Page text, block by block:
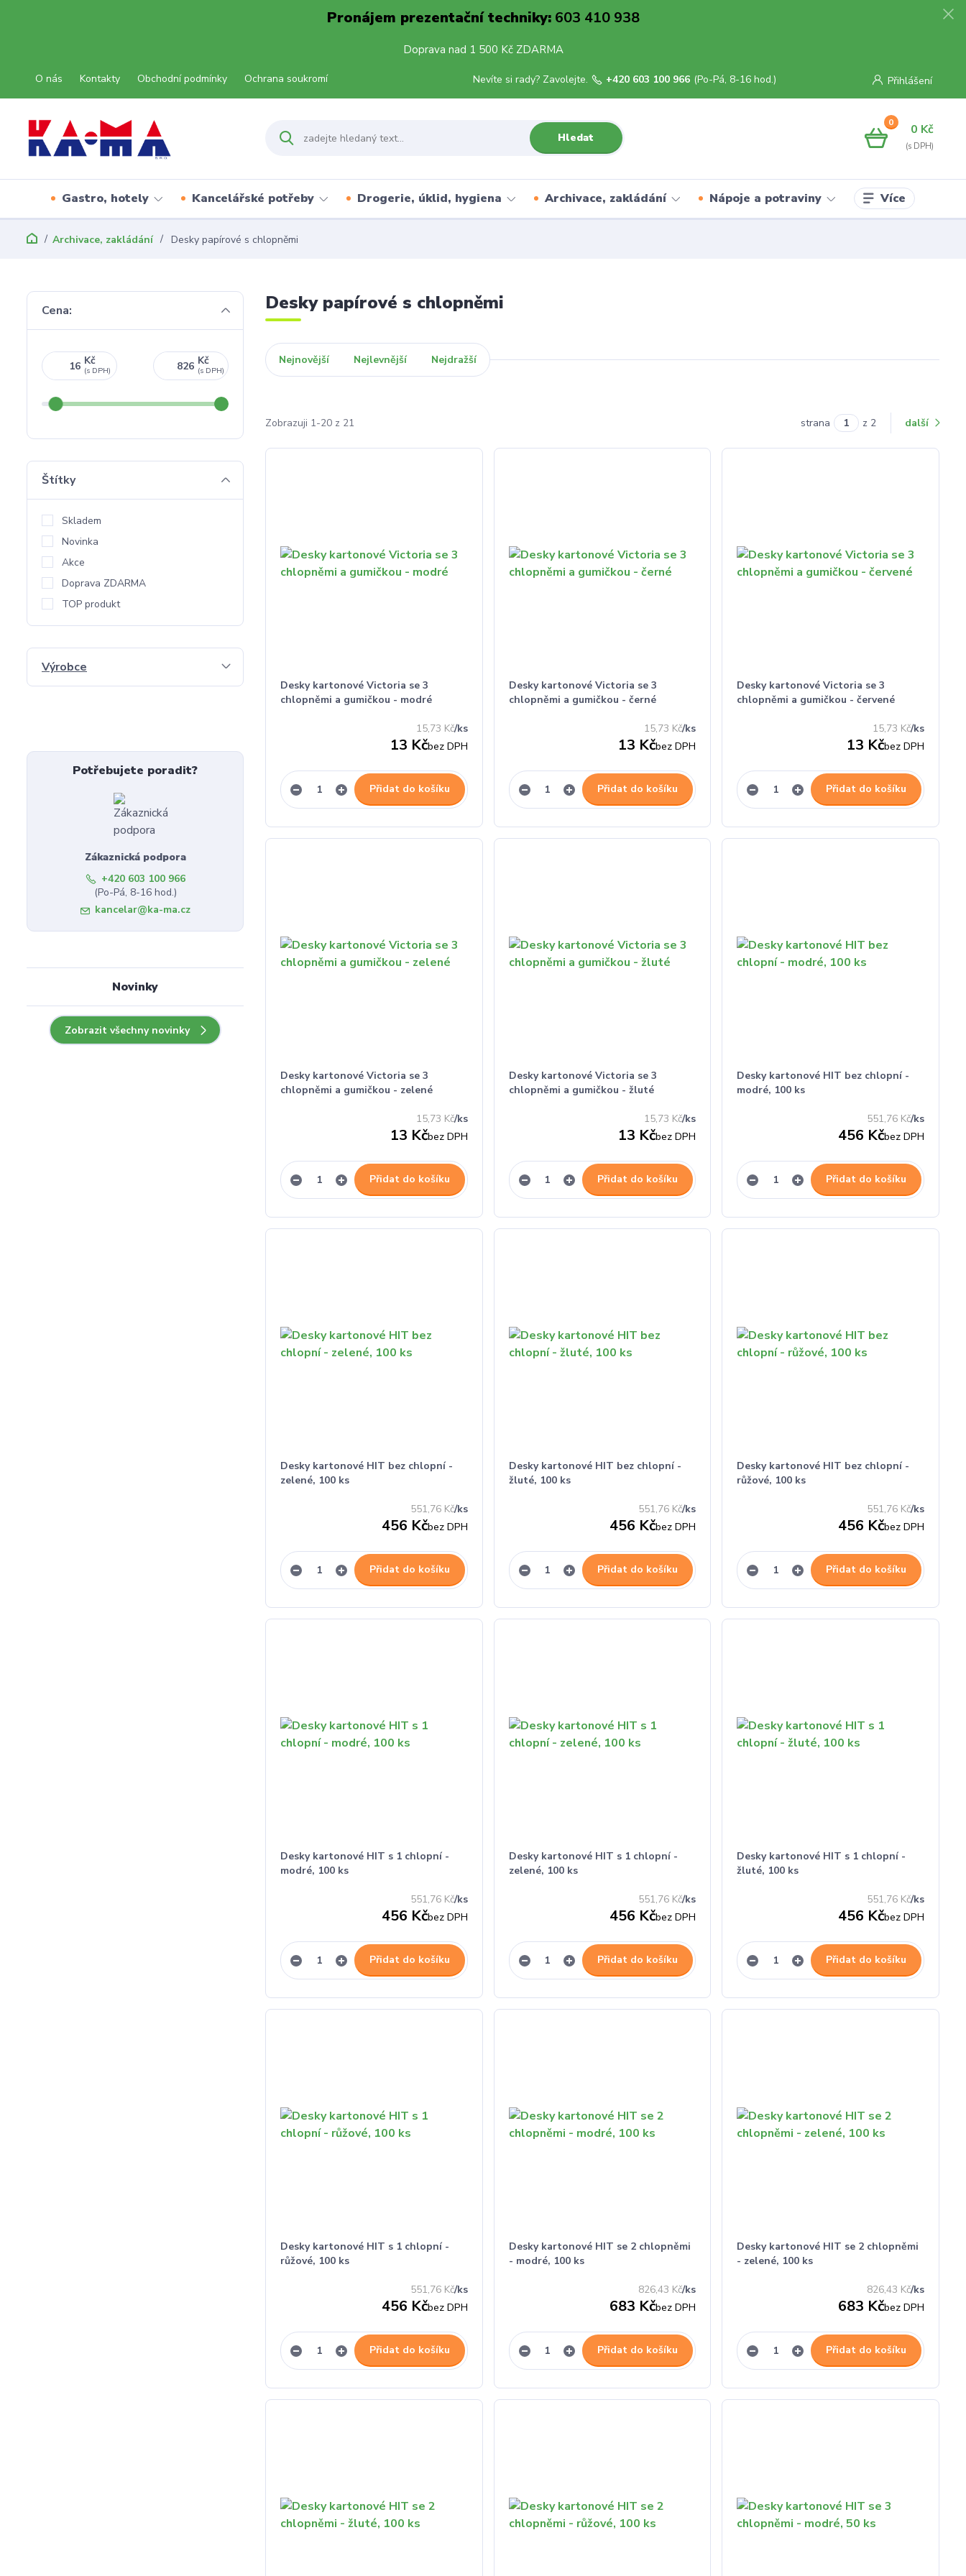
Pronájem prezentační techniky:603 410 938
Doprava nad 1 500 Kč ZDARMA
O nás Kontakty Obchodní podmínky Ochrana soukromí Přihlášení
Hledat
Nevíte si rady? Zavolejte. +420 603 100 966 (Po-Pá, 8-16 hod.)
0 0 Kč
Gastro, hotely Kancelářské potřeby Drogerie, úklid, hygiena Archivace, zakládání Nápoje a potraviny Více
Archivace, zakládání Desky papírové s chlopněmi
Desky papírové s chlopněmi
Nejnovější Nejlevnější Nejdražší
Zobrazuji 1-20 z 21 strana z 2 další
Desky kartonové Victoria se 3
chlopněmi a gumičkou - modré
15,73 Kč/ks
13 Kčbez DPH
Přidat do košíku
Desky kartonové Victoria se 3
chlopněmi a gumičkou - černé
15,73 Kč/ks
13 Kčbez DPH
Přidat do košíku
Desky kartonové Victoria se 3
chlopněmi a gumičkou - červené
15,73 Kč/ks
13 Kčbez DPH
Přidat do košíku
Desky kartonové Victoria se 3
chlopněmi a gumičkou - zelené
15,73 Kč/ks
13 Kčbez DPH
Přidat do košíku
Desky kartonové Victoria se 3
chlopněmi a gumičkou - žluté
15,73 Kč/ks
13 Kčbez DPH
Přidat do košíku
Desky kartonové HIT bez chlopní -
modré, 100 ks
551,76 Kč/ks
456 Kčbez DPH
Přidat do košíku
Desky kartonové HIT bez chlopní -
zelené, 100 ks
551,76 Kč/ks
456 Kčbez DPH
Přidat do košíku
Desky kartonové HIT bez chlopní -
žluté, 100 ks
551,76 Kč/ks
456 Kčbez DPH
Přidat do košíku
Desky kartonové HIT bez chlopní -
růžové, 100 ks
551,76 Kč/ks
456 Kčbez DPH
Přidat do košíku
Desky kartonové HIT s 1 chlopní -
modré, 100 ks
551,76 Kč/ks
456 Kčbez DPH
Přidat do košíku
Desky kartonové HIT s 1 chlopní -
zelené, 100 ks
551,76 Kč/ks
456 Kčbez DPH
Přidat do košíku
Desky kartonové HIT s 1 chlopní -
žluté, 100 ks
551,76 Kč/ks
456 Kčbez DPH
Přidat do košíku
Desky kartonové HIT s 1 chlopní -
růžové, 100 ks
551,76 Kč/ks
456 Kčbez DPH
Přidat do košíku
Desky kartonové HIT se 2 chlopněmi
- modré, 100 ks
826,43 Kč/ks
683 Kčbez DPH
Přidat do košíku
Desky kartonové HIT se 2 chlopněmi
- zelené, 100 ks
826,43 Kč/ks
683 Kčbez DPH
Přidat do košíku
Cena:
Kč Kč
Štítky
Skladem
Novinka
Akce
Doprava ZDARMA
TOP produkt
Výrobce
Potřebujete poradit?
Zákaznická podpora
+420 603 100 966
(Po-Pá, 8-16 hod.)
kancelar@ka-ma.cz
Novinky
Zobrazit všechny novinky